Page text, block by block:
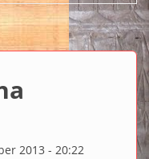
2013 - 20:22